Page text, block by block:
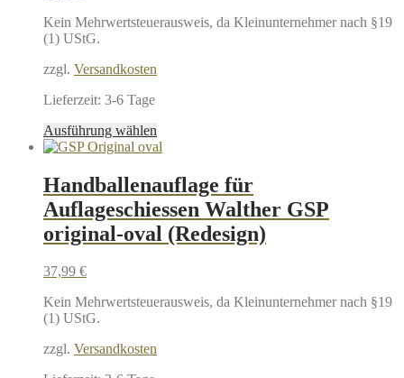
auf
Kein Mehrwertsteuerausweis, da Kleinunternehmer nach §19
(1) UStG.
zzgl. Versandkosten
Lieferzeit: 3-6 Tage
Ausführung wählen
Produkt
mehrere
Varianten
auf.
Die
Optionen
Produktseite
Handballenauflage für
Auflageschiessen Walther GSP
original-oval (Redesign)
37,99 €
Kein Mehrwertsteuerausweis, da Kleinunternehmer nach §19
(1) UStG.
zzgl. Versandkosten